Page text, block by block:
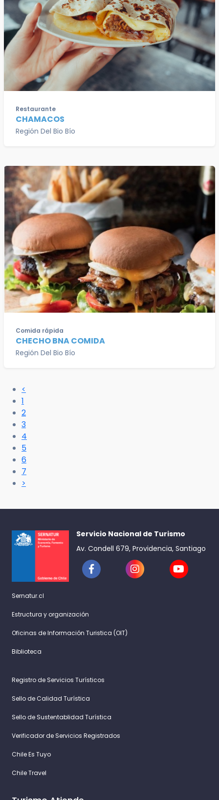
Restaurante
CHAMACOS
Región Del Bio Bío
Comida rápida
CHECHO BNA COMIDA
Región Del Bio Bío
<
1
2
3
4
5
6
7
>
Servicio Nacional de Turismo
Av. Condell 679, Providencia, Santiago
Sernatur.cl
Estructura y organización
Oficinas de Información Turistica (OIT)
Biblioteca
Registro de Servicios Turísticos
Sello de Calidad Turística
Sello de Sustentablidad Turística
Verificador de Servicios Registrados
Chile Es Tuyo
Chile Travel